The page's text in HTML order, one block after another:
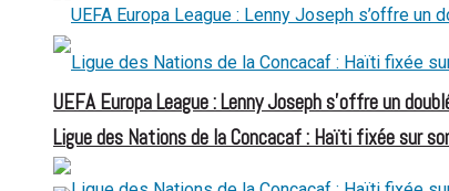
UEFA Europa League : Lenny Joseph s’offre un
Ligue des Nations de la Concacaf : Haïti fixée sur